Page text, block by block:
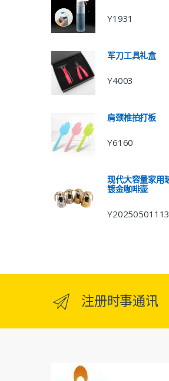
Y1931
军刀工具礼盒
Y4003
肩颈椎拍打板
Y6160
现代大容量家用
镀金咖啡壶
注册时事通讯